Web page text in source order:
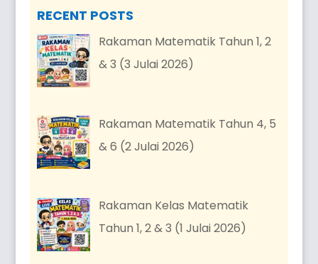
RECENT POSTS
Rakaman Matematik Tahun 1, 2
& 3 (3 Julai 2026)
Rakaman Matematik Tahun 4, 5
& 6 (2 Julai 2026)
Rakaman Kelas Matematik
Tahun 1, 2 & 3 (1 Julai 2026)